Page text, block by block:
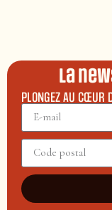
La
PLONGEZ AU CŒUR